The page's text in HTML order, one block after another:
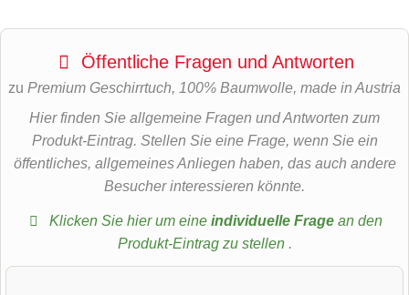
Öffentliche Fragen und Antworten
zu Premium Geschirrtuch, 100% Baumwolle, made in Austria
Hier finden Sie allgemeine Fragen und Antworten zum
Produkt-Eintrag. Stellen Sie eine Frage, wenn Sie ein
öffentliches, allgemeines Anliegen haben, das auch andere
Besucher interessieren könnte.
Klicken Sie hier um eine individuelle Fragean den
Produkt-Eintrag zu stellen .